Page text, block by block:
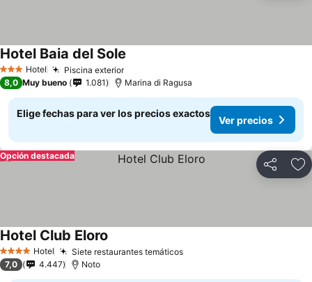
3 Estrellas
Hotel Piscina exteriorVer precios
Hotel Baia del Sole
8,0 Muy bueno 1.081 Marina di Ragusa
Elige fechas para ver los precios exactos
Ver precios
Compartir
Opción destacada
4 EstrellasHotel Siete restaurantes temáticosVer precios
Hotel Club Eloro
7,0 4.447 Noto